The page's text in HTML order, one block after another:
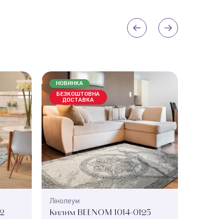
НОВИНКА
БЕЗКОШТОВНА
ДОСТАВКА
Лінолеум
Килим BEENOM 1014-0125